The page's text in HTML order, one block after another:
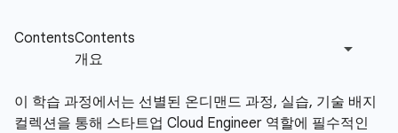
이 학습 과정에서는 선별된 온디맨드 과정, 실습, 기술 배지
컬렉션을 통해 스타트업 Cloud Engineer 역할에 필수적인